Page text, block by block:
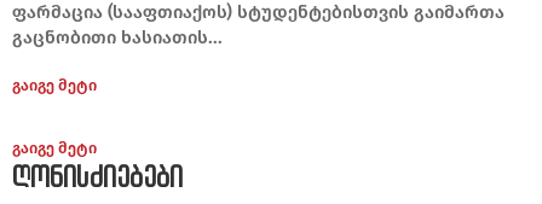
ფარმაცია (სააფთიაქოს) სტუდენტებისთვის გაიმართა
გაცნობითი ხასიათის...
გაიგე მეტი
გაიგე მეტი
ღონისძიებები